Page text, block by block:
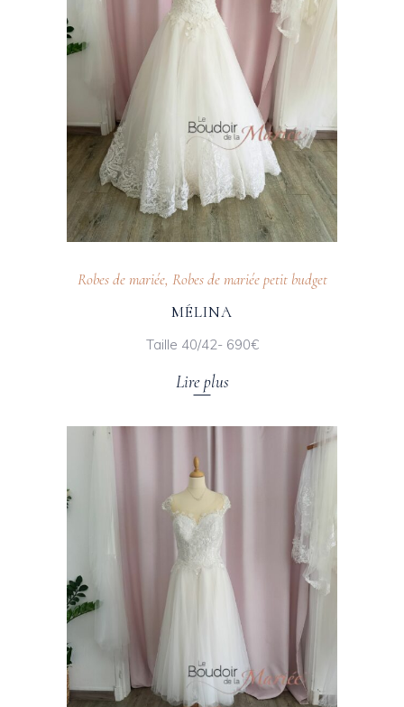
Robes de mariée, Robes de mariée petit budget
MÉLINA
Taille 40/42- 690€
Lire plus